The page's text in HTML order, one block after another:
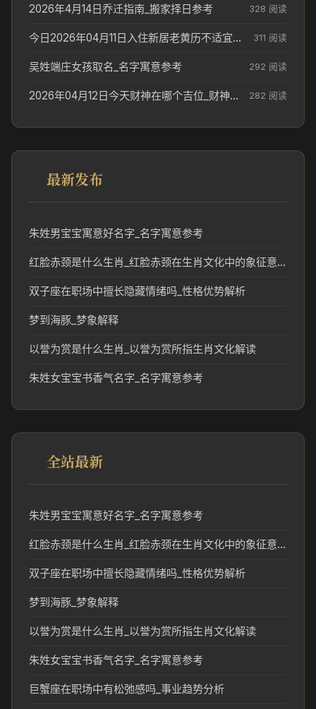
2026年4月14日乔迁指南_搬家择日参考 328 阅读
今日2026年04月11日入住新居老黄历不适宜吗_搬家择日参考 311 阅读
吴姓端庄女孩取名_名字寓意参考 292 阅读
2026年04月12日今天财神在哪个吉位_财神方位参考 282 阅读
最新发布
朱姓男宝宝寓意好名字_名字寓意参考
红脸赤颈是什么生肖_红脸赤颈在生肖文化中的象征意义
双子座在职场中擅长隐藏情绪吗_性格优势解析
梦到海豚_梦象解释
以誉为赏是什么生肖_以誉为赏所指生肖文化解读
朱姓女宝宝书香气名字_名字寓意参考
全站最新
朱姓男宝宝寓意好名字_名字寓意参考
红脸赤颈是什么生肖_红脸赤颈在生肖文化中的象征意义
双子座在职场中擅长隐藏情绪吗_性格优势解析
梦到海豚_梦象解释
以誉为赏是什么生肖_以誉为赏所指生肖文化解读
朱姓女宝宝书香气名字_名字寓意参考
巨蟹座在职场中有松弛感吗_事业趋势分析